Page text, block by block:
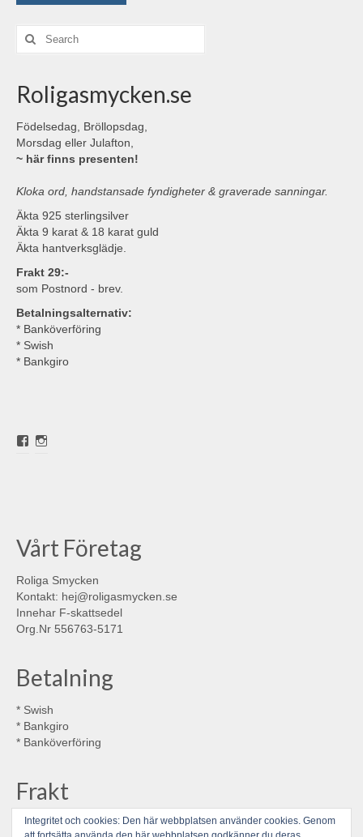
Search
for:
Roligasmycken.se
Födelsedag, Bröllopsdag,
Morsdag eller Julafton,
~ här finns presenten!
Kloka ord, handstansade fyndigheter & graverade sanningar.
Äkta 925 sterlingsilver
Äkta 9 karat & 18 karat guld
Äkta hantverksglädje.
Frakt 29:-
som Postnord - brev.
Betalningsalternativ:
* Banköverföring
* Swish
* Bankgiro
Visa
Vårt Företag
Roliga Smycken
Kontakt: hej@roligasmycken.se
Innehar F-skattsedel
Org.Nr 556763-5171
Betalning
* Swish
* Bankgiro
* Banköverföring
Frakt
* Postnord brev 29:-
Integritet och cookies: Den här webbplatsen använder cookies. Genom